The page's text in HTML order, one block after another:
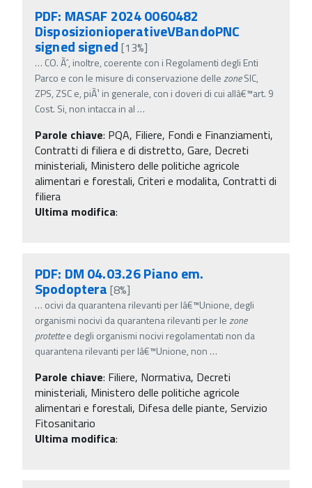
PDF: MASAF 2024 0060482
DisposizionioperativeVBandoPNC
signed signed[13%]
… CO. Ãˆ, inoltre, coerente con i Regolamenti degli Enti
Parco e con le misure di conservazione dellezoneSIC,
ZPS, ZSC e, piÃ¹ in generale, con i doveri di cui allâ€™art. 9
Cost. Si, non intacca in al …
Parole chiave: PQA, Filiere, Fondi e Finanziamenti,
Contratti di filiera e di distretto, Gare, Decreti
ministeriali, Ministero delle politiche agricole
alimentari e forestali, Criteri e modalita, Contratti di
filiera
Ultima modifica:
PDF: DM 04.03.26 Piano em.
Spodoptera [8%]
… ocivi da quarantena rilevanti per lâ€™Unione, degli
organismi nocivi da quarantena rilevanti per lezone
protettee degli organismi nocivi regolamentati non da
quarantena rilevanti per lâ€™Unione, non …
Parole chiave: Filiere, Normativa, Decreti
ministeriali, Ministero delle politiche agricole
alimentari e forestali, Difesa delle piante, Servizio
Fitosanitario
Ultima modifica: